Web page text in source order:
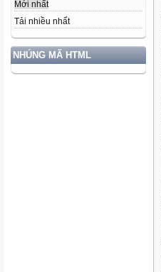
Mới nhất
Tải nhiều nhất
NHÚNG MÃ HTML